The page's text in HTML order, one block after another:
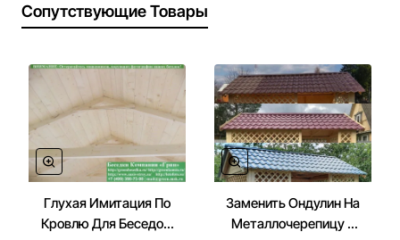
Сопутствующие Товары
Глухая Имитация По
Кровлю Для Беседок,
Заменить Ондулин На
Металлочерепицу В